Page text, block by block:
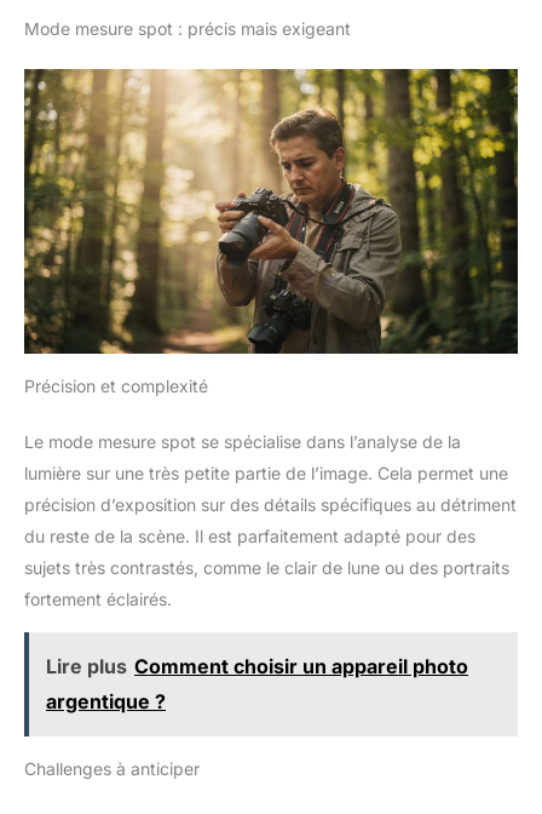
Mode mesure spot : précis mais exigeant
Précision et complexité
Le mode mesure spot se spécialise dans l’analyse de la
lumière sur une très petite partie de l’image. Cela permet une
précision d’exposition sur des détails spécifiques au détriment
du reste de la scène. Il est parfaitement adapté pour des
sujets très contrastés, comme le clair de lune ou des portraits
fortement éclairés.
Lire plus Comment choisir un appareil photo
argentique ?
Challenges à anticiper